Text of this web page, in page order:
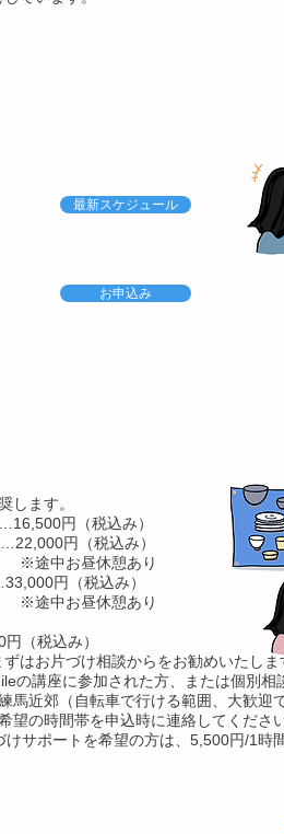
最新スケジュール
お申込み
します。
円（税込み）
円（税込み）
休憩あり
円（税込み）
休憩あり
（税込み）
はお片づけ相談からをお勧めいたしま
の講座に参加された方、または個別相
馬近郊（自転車で行ける範囲、大歓迎
望の時間帯を申込時に連絡してください
サポートを希望の方は、5,500円/1時